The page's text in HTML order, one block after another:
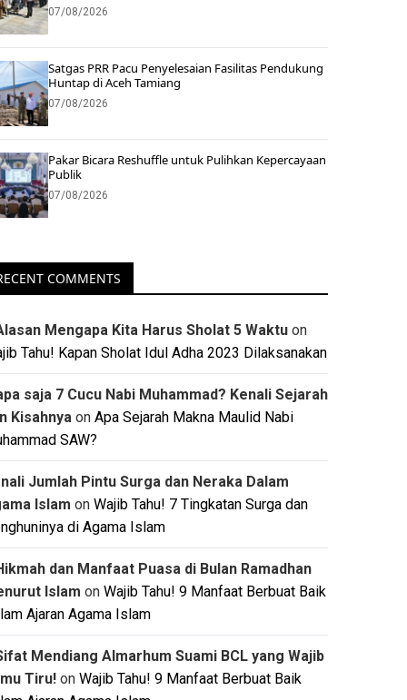
07/08/2026
Satgas PRR Pacu Penyelesaian Fasilitas Pendukung
Huntap di Aceh Tamiang
07/08/2026
Pakar Bicara Reshuffle untuk Pulihkan Kepercayaan
Publik
07/08/2026
COMMENTS
Mengapa Kita Harus Sholat 5 Waktu on
Tahu! Kapan Sholat Idul Adha 2023 Dilaksanakan
saja 7 Cucu Nabi Muhammad? Kenali Sejarah
Kisahnya on Apa Sejarah Makna Maulid Nabi
SAW?
Jumlah Pintu Surga dan Neraka Dalam
Islam on Wajib Tahu! 7 Tingkatan Surga dan
di Agama Islam
dan Manfaat Puasa di Bulan Ramadhan
Islam on Wajib Tahu! 9 Manfaat Berbuat Baik
Ajaran Agama Islam
Mendiang Almarhum Suami BCL yang Wajib
Tiru! on Wajib Tahu! 9 Manfaat Berbuat Baik